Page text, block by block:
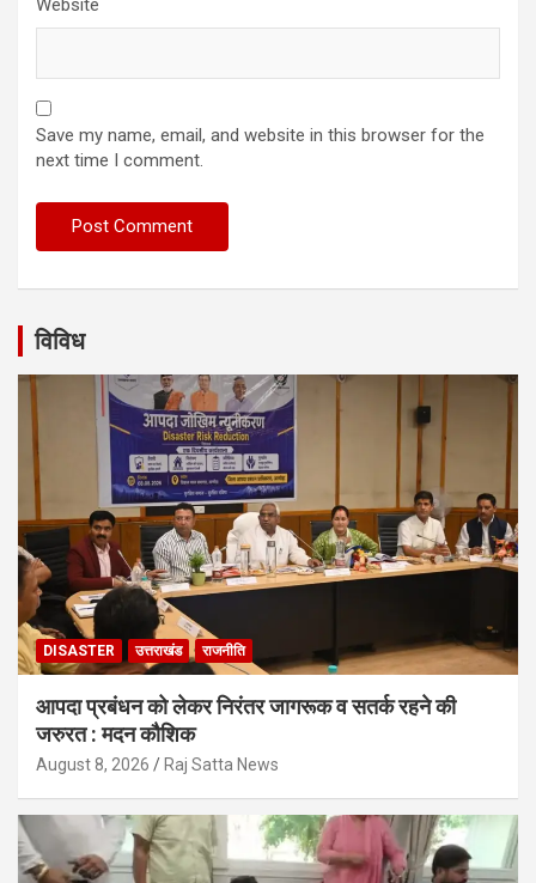
Website
Save my name, email, and website in this browser for the
next time I comment.
विविध
DISASTER उत्तराखंड राजनीति
आपदा प्रबंधन को लेकर निरंतर जागरूक व सतर्क रहने की
जरुरत : मदन कौशिक
August 8, 2026 Raj Satta News